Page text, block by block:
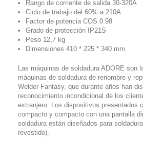
Rango de corriente de salida 30-320A
Ciclo de trabajo del 60% a 210A
Factor de potencia COS 0.98
Grado de protección IP21S
Peso 12,7 kg
Dimensiones 410 * 225 * 340 mm
Las máquinas de soldadura ADORE son
máquinas de soldadura de renombre y
Welder Fantasy, que durante años han
reconocimiento incondicional de los
extranjero. Los dispositivos presentados
compacto y compacto con una pantalla
soldadura están diseñados para
revestido).